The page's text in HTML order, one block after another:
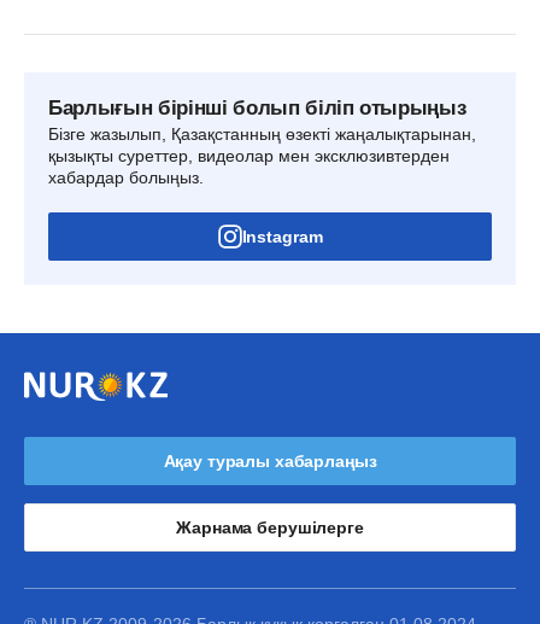
Барлығын бірінші болып біліп отырыңыз
Бізге жазылып, Қазақстанның өзекті жаңалықтарынан,
қызықты суреттер, видеолар мен эксклюзивтерден
хабардар болыңыз.
Instagram
Ақау туралы хабарлаңыз
Жарнама берушілерге